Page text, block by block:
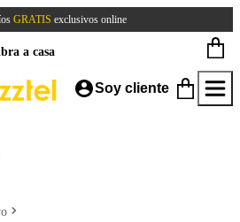
GRATIS exclusivos online
a casa
Soy cliente